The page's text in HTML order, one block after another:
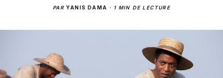
PARYANIS DAMA · 1 MIN DE LECTURE